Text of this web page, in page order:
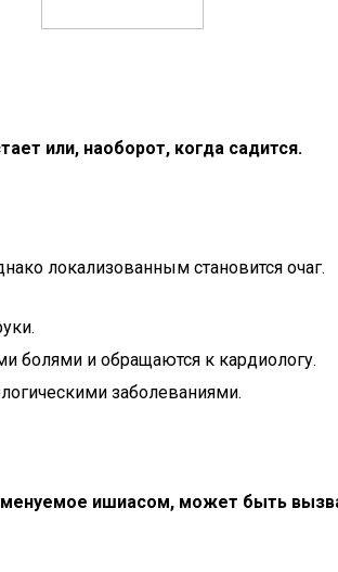
или, наоборот, когда садится.
локализованным становится очаг.
болями и обращаются к кардиологу.
заболеваниями.
ишиасом, может быть